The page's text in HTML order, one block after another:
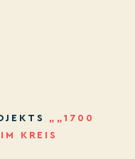
„„1700
KREIS